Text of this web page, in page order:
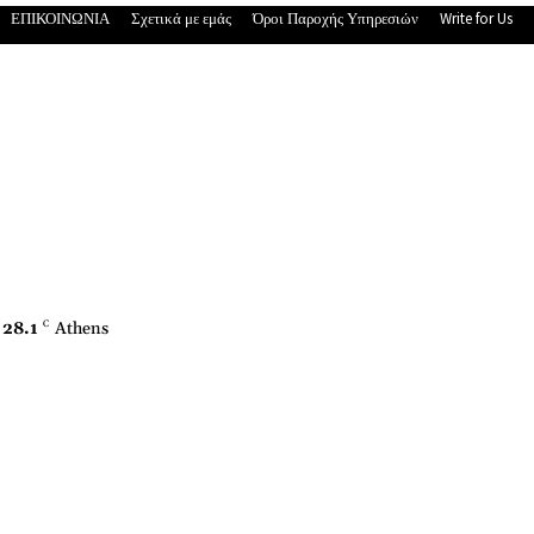
ΕΠΙΚΟΙΝΩΝΙΑ Σχετικά με εμάς Όροι Παροχής Υπηρεσιών Write for Us
28.1 C Athens